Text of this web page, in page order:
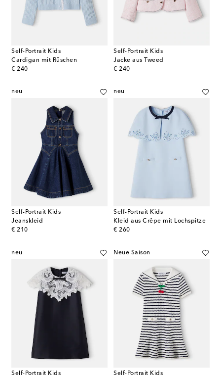
Self-Portrait Kids
Cardigan mit Rüschen
€ 240
original price
Self-Portrait Kids
Jacke aus Tweed
€ 240
original price
neu
Self-Portrait Kids
Jeanskleid
€ 210
original price
neu
Self-Portrait Kids
Kleid aus Crêpe mit Lochspitze
€ 260
original price
neu
Self-Portrait Kids
Neue Saison
Self-Portrait Kids